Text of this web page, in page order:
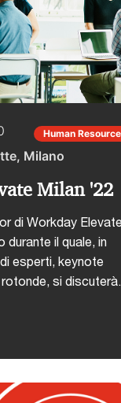
Human
Milano
Milan '22
di Workday Elevate
durante il quale, in
esperti, keynote
si discuterà
organizzativa, i
innovativi usano
cloud per